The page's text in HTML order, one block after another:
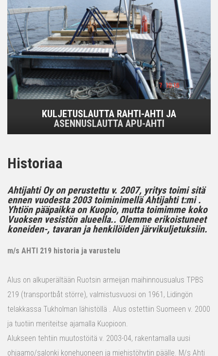
KULJETUSLAUTTA RAHTI-AHTI JA
ASENNUSLAUTTA APU-AHTI
Historiaa
Ahtijahti Oy on perustettu v. 2007, yritys toimi sitä
ennen vuodesta 2003 toiminimellä Ahtijahti t:mi .
Yhtiön pääpaikka on Kuopio, mutta toimimme koko
Vuoksen vesistön alueella.. Olemme erikoistuneet
koneiden-, tavaran ja henkilöiden järvikuljetuksiin.
m/s AHTI 219 historia ja varustelu
Alus on alkuperältään Ruotsin armeijan maihinnousualus TPBS
219 (transportbåt större), valmistusvuosi on 1961, Lidingön
telakkassa Tukholman lähistöllä . Alus ostettiin Suomeen v. 2000
ja tuotiin meriteitse ajamalla Kuopioon.
Alukseen tehtiin muutostöitä v. 2003-04, rakentamalla uusi
ohjaamo/salonki konehuoneen ja miehistöhytin päälle. M/s Ahti